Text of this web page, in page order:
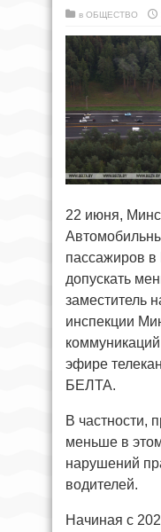
в ОБЩЕСТВО
22 июня,
пассажиров в
допускать
заместитель
инспекции
эфире
БЕЛТА.
В частности,
меньше в
нарушений
водителей.
Начиная с